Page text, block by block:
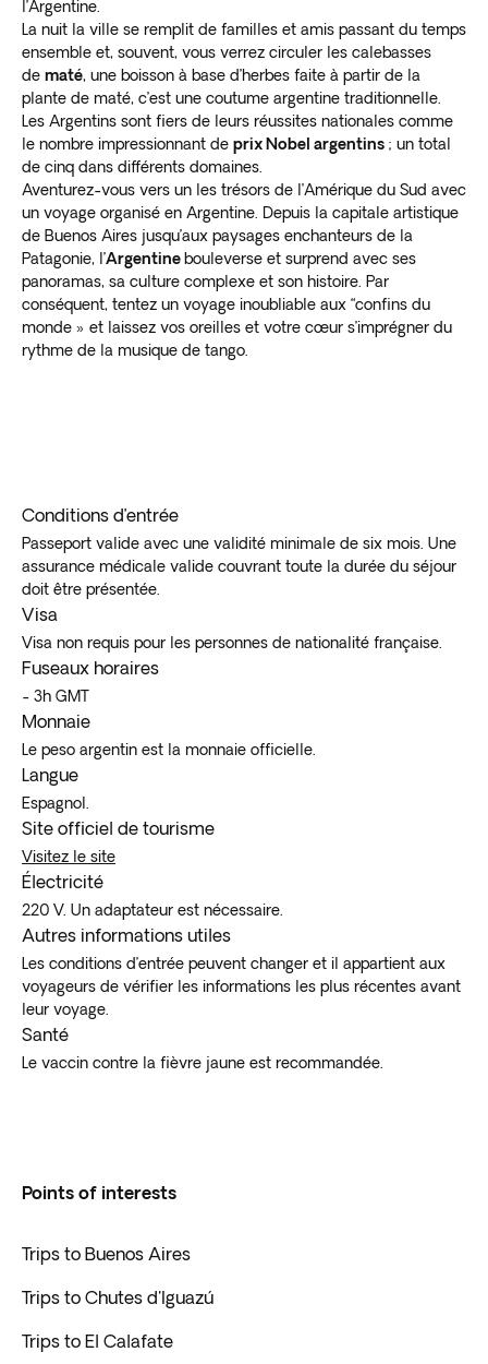
l’Argentine.
La nuit la ville se remplit de familles et amis passant du temps
ensemble et, souvent, vous verrez circuler les calebasses
de maté, une boisson à base d’herbes faite à partir de la
plante de maté, c’est une coutume argentine traditionnelle.
Les Argentins sont fiers de leurs réussites nationales comme
le nombre impressionnant de prix Nobel argentins ; un total
de cinq dans différents domaines.
Aventurez-vous vers un les trésors de l’Amérique du Sud avec
un voyage organisé en Argentine. Depuis la capitale artistique
de Buenos Aires jusqu’aux paysages enchanteurs de la
Patagonie, l’Argentine bouleverse et surprend avec ses
panoramas, sa culture complexe et son histoire. Par
conséquent, tentez un voyage inoubliable aux “confins du
monde » et laissez vos oreilles et votre cœur s’imprégner du
rythme de la musique de tango.
Conditions d’entrée
Passeport valide avec une validité minimale de six mois. Une
assurance médicale valide couvrant toute la durée du séjour
doit être présentée.
Visa
Visa non requis pour les personnes de nationalité française.
Fuseaux horaires
- 3h GMT
Monnaie
Le peso argentin est la monnaie officielle.
Langue
Espagnol.
Site officiel de tourisme
Visitez le site
Électricité
220 V. Un adaptateur est nécessaire.
Autres informations utiles
Les conditions d’entrée peuvent changer et il appartient aux
voyageurs de vérifier les informations les plus récentes avant
leur voyage.
Santé
Le vaccin contre la fièvre jaune est recommandée.
Points of interests
Trips to Buenos Aires
Trips to Chutes d'Iguazú
Trips to El Calafate